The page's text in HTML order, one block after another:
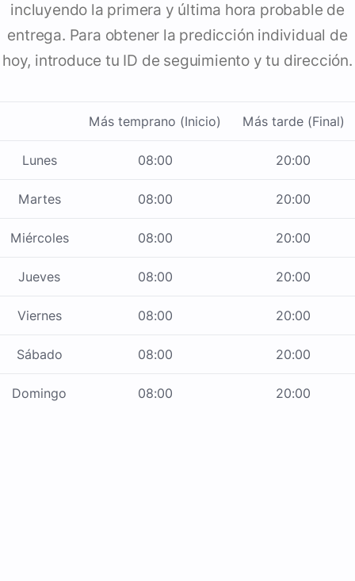
incluyendo la primera y última hora probable de
entrega. Para obtener la predicción individual de
hoy, introduce tu ID de seguimiento y tu dirección.
Más temprano (Inicio) Más tarde (Final)
Lunes 08:00 20:00
Martes 08:00 20:00
Miércoles 08:00 20:00
Jueves 08:00 20:00
Viernes 08:00 20:00
Sábado 08:00 20:00
Domingo 08:00 20:00